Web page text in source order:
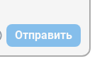
Отправить